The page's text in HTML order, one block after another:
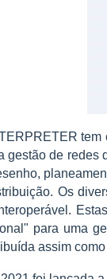
gestão de redes
Os
para uma
assim